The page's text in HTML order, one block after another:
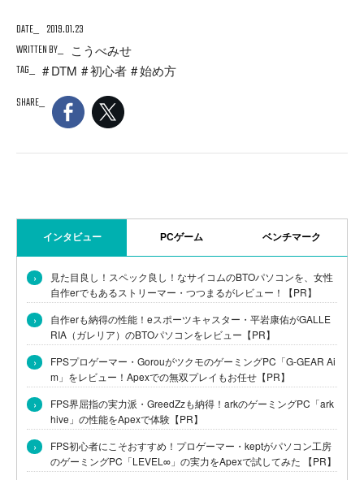
DATE
2019.01.23
WRITTEN BY
こうべみせ
TAG
DTM 初心者
始め方
SHARE
インタビュー PCゲーム ベンチマーク
›
見た目良し！スペック良し！なサイコムのBTOパソコンを、女性
自作erでもあるストリーマー・つつまるがレビュー！【PR】
›
自作erも納得の性能！eスポーツキャスター・平岩康佑がGALLE
RIA（ガレリア）のBTOパソコンをレビュー【PR】
›
FPSプロゲーマー・GorouがツクモのゲーミングPC「G-GEAR Ai
m」をレビュー！Apexでの無双プレイもお任せ【PR】
›
FPS界屈指の実力派・GreedZzも納得！arkのゲーミングPC「ark
hive」の性能をApexで体験【PR】
›
FPS初心者にこそおすすめ！プロゲーマー・keptがパソコン工房
のゲーミングPC「LEVEL∞」の実力をApexで試してみた 【PR】